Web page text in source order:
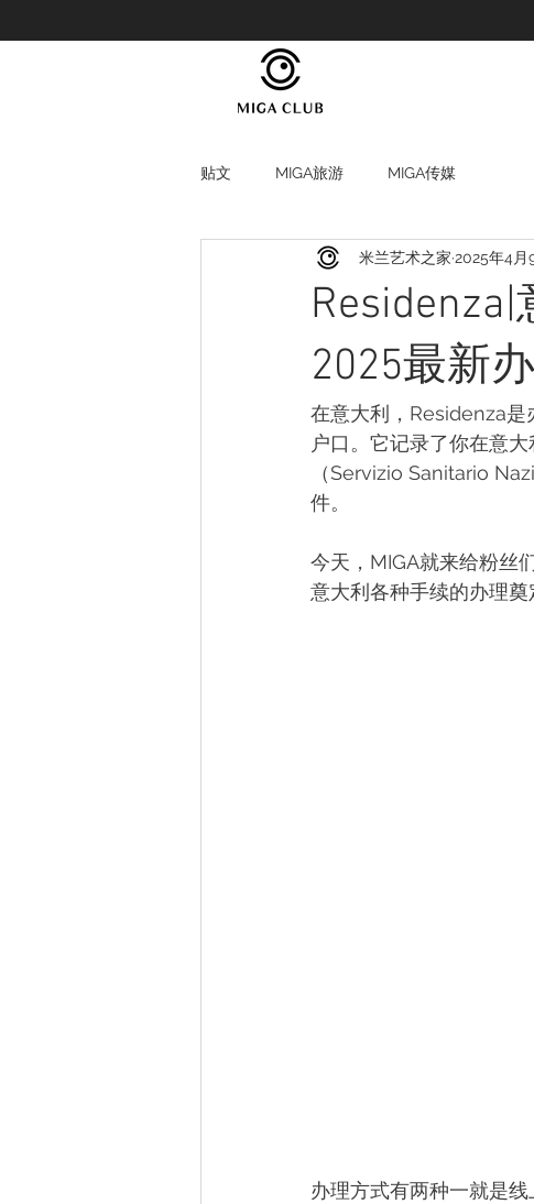
贴文 MIGA旅游 MIGA传媒
2025最新
米兰艺术之家 2025年4月
在意大利，Residenza是
户口。它记录了你在意
（Servizio Sanitario
件。
今天，MIGA就来给粉丝
意大利各种手续的办理奠
办理方式有两种一就是